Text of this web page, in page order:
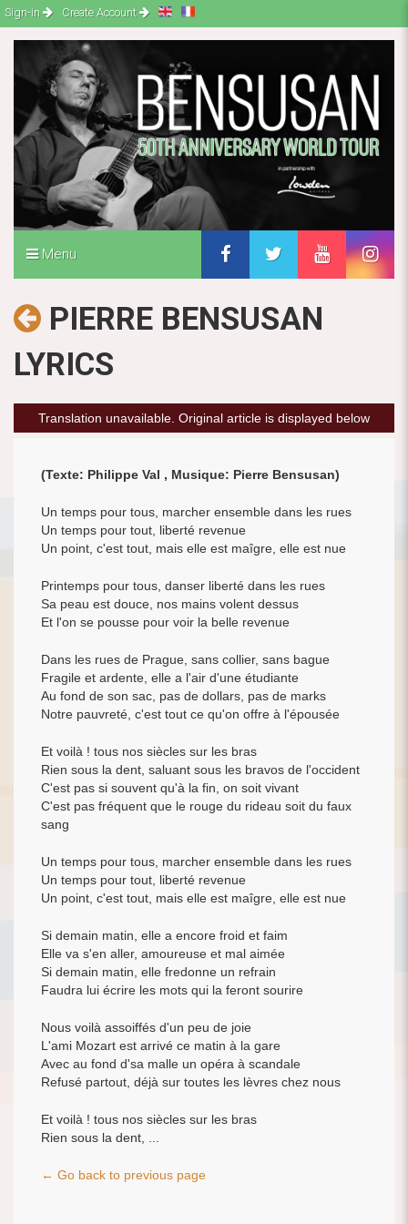
Sign-in Create Account
Menu
PIERRE BENSUSAN
LYRICS
Translation unavailable. Original article is displayed below
(Texte: Philippe Val , Musique: Pierre Bensusan)
Un temps pour tous, marcher ensemble dans les rues
Un temps pour tout, liberté revenue
Un point, c'est tout, mais elle est maîgre, elle est nue
Printemps pour tous, danser liberté dans les rues
Sa peau est douce, nos mains volent dessus
Et l'on se pousse pour voir la belle revenue
Dans les rues de Prague, sans collier, sans bague
Fragile et ardente, elle a l'air d'une étudiante
Au fond de son sac, pas de dollars, pas de marks
Notre pauvreté, c'est tout ce qu'on offre à l'épousée
Et voilà ! tous nos siècles sur les bras
Rien sous la dent, saluant sous les bravos de l'occident
C'est pas si souvent qu'à la fin, on soit vivant
C'est pas fréquent que le rouge du rideau soit du faux
sang
Un temps pour tous, marcher ensemble dans les rues
Un temps pour tout, liberté revenue
Un point, c'est tout, mais elle est maîgre, elle est nue
Si demain matin, elle a encore froid et faim
Elle va s'en aller, amoureuse et mal aimée
Si demain matin, elle fredonne un refrain
Faudra lui écrire les mots qui la feront sourire
Nous voilà assoiffés d'un peu de joie
L'ami Mozart est arrivé ce matin à la gare
Avec au fond d'sa malle un opéra à scandale
Refusé partout, déjà sur toutes les lèvres chez nous
Et voilà ! tous nos siècles sur les bras
Rien sous la dent, ...
← Go back to previous page